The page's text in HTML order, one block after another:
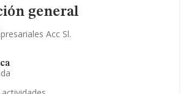
general
Acc Sl.
oficial y registral complementaria.